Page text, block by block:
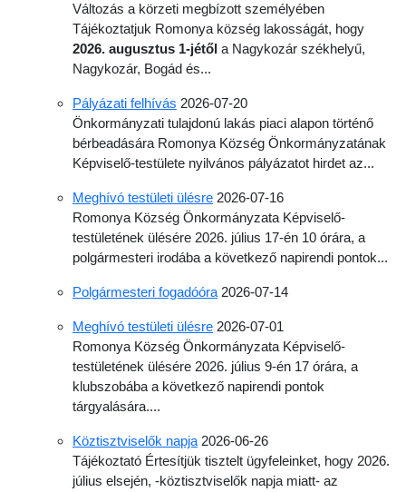
Változás a körzeti megbízott személyében
Tájékoztatjuk Romonya község lakosságát, hogy
2026. augusztus 1-jétől a Nagykozár székhelyű,
Nagykozár, Bogád és...
Pályázati felhívás 2026-07-20
Önkormányzati tulajdonú lakás piaci alapon történő
bérbeadására Romonya Község Önkormányzatának
Képviselő-testülete nyilvános pályázatot hirdet az...
Meghívó testületi ülésre 2026-07-16
Romonya Község Önkormányzata Képviselő­
testületének ülésére 2026. július 17-én 10 órára, a
polgármesteri irodába a következő napirendi pontok...
Polgármesteri fogadóóra 2026-07-14
Meghívó testületi ülésre 2026-07-01
Romonya Község Önkormányzata Képviselő­
testületének ülésére 2026. július 9-én 17 órára, a
klubszobába a következő napirendi pontok
tárgyalására....
Köztisztviselők napja 2026-06-26
Tájékoztató Értesítjük tisztelt ügyfeleinket, hogy 2026.
július elsején, -köztisztviselők napja miatt- az